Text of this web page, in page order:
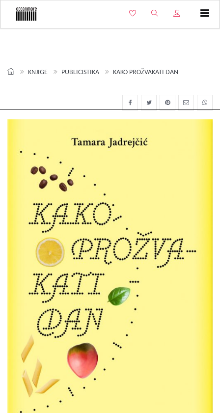
KNJIGE PUBLICISTIKA KAKO PROŽVAKATI DAN